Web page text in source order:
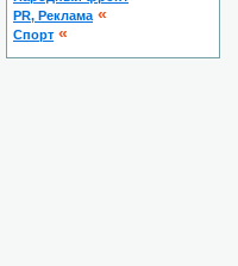
PR, Реклама «
Спорт «